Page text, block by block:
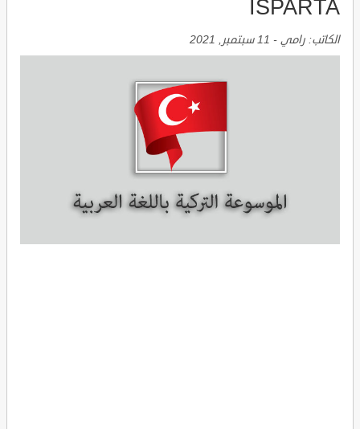
ISPARTA
الكاتب: رامي - 11 سبتمبر, 2021